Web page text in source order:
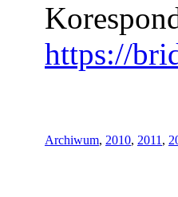
https://
Archiwum, 2010, 2011 ,